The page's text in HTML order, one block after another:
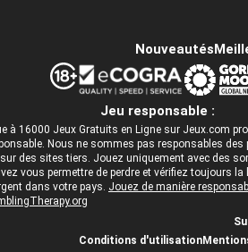
Nouveautés
Jeu responsable :
à 16000 Jeux Gratuits en Ligne sur Jeux.com
Nous ne sommes pas responsables des
des sites tiers. Jouez uniquement avec des
vous permettre de perdre et vérifiez toujours la
dans votre pays. Jouez de manière
Conditions d'utilisation